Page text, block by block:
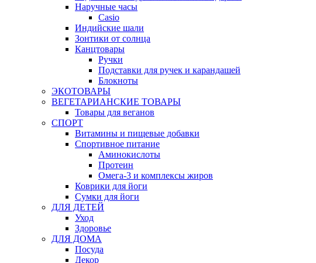
Наручные часы
Casio
Индийские шали
Зонтики от солнца
Канцтовары
Ручки
Подставки для ручек и карандашей
Блокноты
ЭКОТОВАРЫ
ВЕГЕТАРИАНСКИЕ ТОВАРЫ
Товары для веганов
СПОРТ
Витамины и пищевые добавки
Спортивное питание
Аминокислоты
Протеин
Омега-3 и комплексы жиров
Коврики для йоги
Сумки для йоги
ДЛЯ ДЕТЕЙ
Уход
Здоровье
ДЛЯ ДОМА
Посуда
Декор